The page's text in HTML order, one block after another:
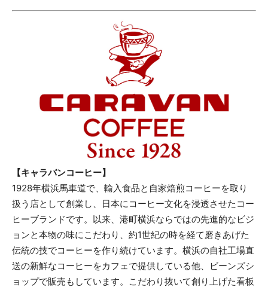
【キャラバンコーヒー】
1928年横浜馬車道で、輸入食品と自家焙煎コーヒーを取り
扱う店として創業し、日本にコーヒー文化を浸透させたコー
ヒーブランドです。以来、港町横浜ならではの先進的なビジ
ョンと本物の味にこだわり、約1世紀の時を経て磨きあげた
伝統の技でコーヒーを作り続けています。横浜の自社工場直
送の新鮮なコーヒーをカフェで提供している他、ビーンズシ
ョップで販売もしています。こだわり抜いて創り上げた看板